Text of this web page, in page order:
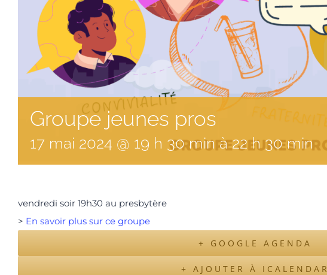
Groupe jeunes pros
17 mai 2024 @ 19 h 30 minà22 h 30 min
vendredi soir 19h30 au presbytère
> En savoir plus sur ce groupe
+ GOOGLE AGENDA
+ AJOUTER À ICALENDAR